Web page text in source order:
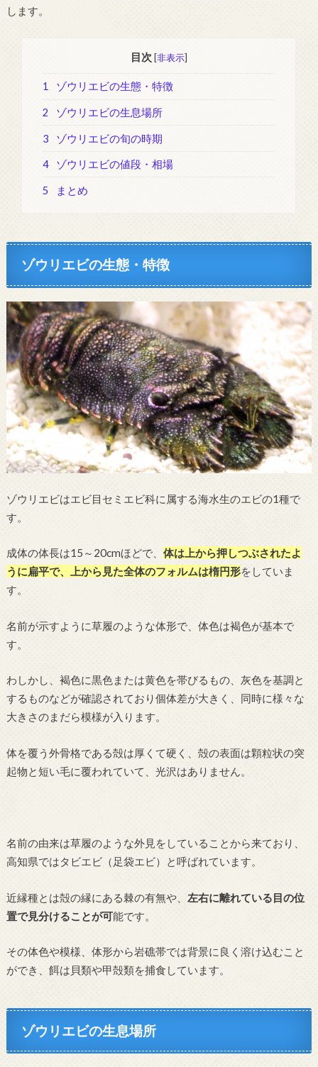
します。
目次 [非表示]
1 ゾウリエビの生態・特徴
2 ゾウリエビの生息場所
3 ゾウリエビの旬の時期
4 ゾウリエビの値段・相場
5 まとめ
ゾウリエビの生態・特徴
ゾウリエビはエビ目セミエビ科に属する海水生のエビの1種で
す。
成体の体長は15～20cmほどで、 体は上から押しつぶされたよ
うに扁平で、上から見た全体のフォルムは楕円形をしていま
す。
名前が示すように草履のような体形で、体色は褐色が基本で
す。
わしかし、褐色に黒色または黄色を帯びるもの、灰色を基調と
するものなどが確認されており個体差が大きく、同時に様々な
大きさのまだら模様が入ります。
体を覆う外骨格である殻は厚くて硬く、殻の表面は顆粒状の突
起物と短い毛に覆われていて、光沢はありません。
名前の由来は草履のような外見をしていることから来ており、
高知県ではタビエビ（足袋エビ）と呼ばれています。
近縁種とは殻の縁にある棘の有無や、 左右に離れている目の位
置で見分けることが可能です。
その体色や模様、体形から岩礁帯では背景に良く溶け込むこと
ができ、餌は貝類や甲殻類を捕食しています。
ゾウリエビの生息場所